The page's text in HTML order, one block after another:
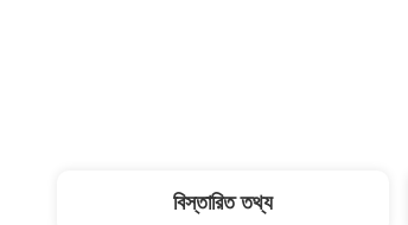
বিস্তারিত তথ্য